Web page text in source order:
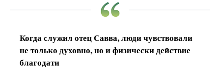
Когда служил отец Савва, люди чувствовали
не только духовно, но и физически действие
благодати